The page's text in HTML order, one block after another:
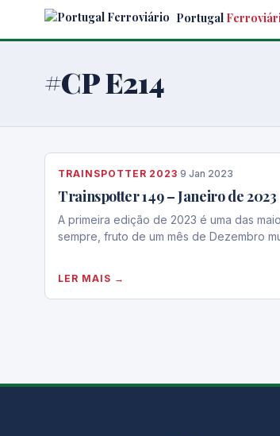
Portugal
#CP E214
TRAINSPOTTER 2023·9 Jan 2023
Trainspotter 149 – Janeiro de 2023
A primeira edição de 2023 é uma das
sempre, fruto de um mês de Dezembro
LER MAIS →